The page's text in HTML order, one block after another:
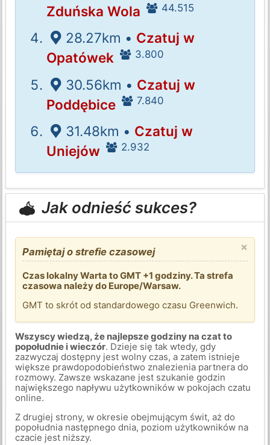
Zduńska Wola
44.515
28.27km • Czatuj w
Opatówek
3.800
30.56km • Czatuj w
Poddębice
7.840
31.48km • Czatuj w
Uniejów
2.932
Jak odnieść sukces?
×
Pamiętaj o strefie czasowej
Czas lokalny Warta to GMT +1 godziny. Ta strefa
czasowa należy do Europe/Warsaw.
GMT to skrót od standardowego czasu Greenwich.
Wszyscy wiedzą, że najlepsze godziny na czat to
popołudnie i wieczór. Dzieje się tak wtedy, gdy
zazwyczaj dostępny jest wolny czas, a zatem istnieje
większe prawdopodobieństwo znalezienia partnera do
rozmowy. Zawsze wskazane jest szukanie godzin
największego napływu użytkowników w pokojach czatu
online.
Z drugiej strony, w okresie obejmującym świt, aż do
popołudnia następnego dnia, poziom użytkowników na
czacie jest niższy.